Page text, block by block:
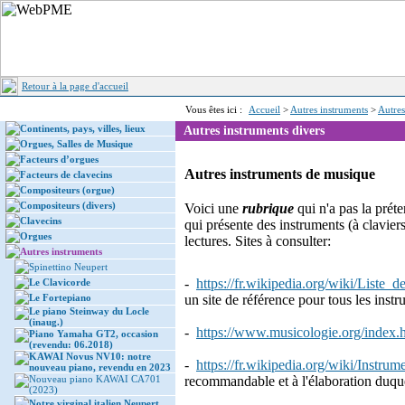
Retour à la page d'accueil
Vous êtes ici : Accueil > Autres instruments >
Continents, pays, villes, lieux
Orgues, Salles de Musique
Facteurs d’orgues
Facteurs de clavecins
Compositeurs (orgue)
Compositeurs (divers)
Clavecins
Orgues
Autres instruments
Spinettino Neupert
Le Clavicorde
Le Fortepiano
Le piano Steinway du Locle
(inaug.)
Piano Yamaha GT2, occasion
(revendu: 06.2018)
KAWAI Novus NV10: notre
nouveau piano, revendu en 2023
Nouveau piano KAWAI CA701
(2023)
Autres instruments divers
Autres instruments de musique
Voici une rubrique qui n'a pas la
qui présente des instruments (à
lectures. Sites à consulter:
- https://fr.wikipedia.org/wiki/
un site de référence pour tous les
- https://www.musicologie.org/
- https://fr.wikipedia.org/wiki/
recommandable et à l'élaboration